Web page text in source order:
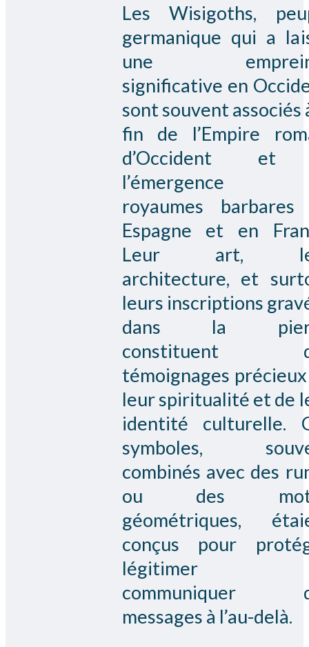
Les Wisigoths,
germanique qui a
une
significative en
sont souvent associés
fin de l’Empire
d’Occident
l’émergence
royaumes barbares
Espagne et en
Leur art,
architecture, et
leurs inscriptions
dans la
constituent
témoignages
leur spiritualité et de
identité culturelle.
symboles,
combinés avec des
ou des
géométriques,
conçus pour
légitimer
communiquer
messages à l’au-delà.